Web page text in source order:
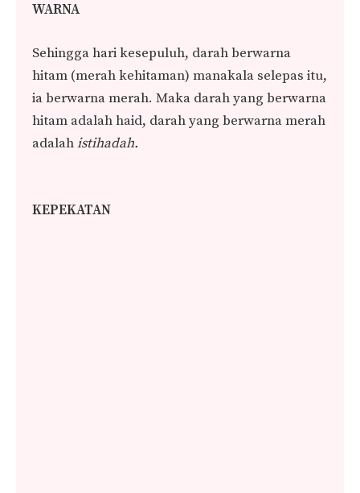
WARNA
Sehingga hari kesepuluh, darah berwarna
hitam (merah kehitaman) manakala selepas itu,
ia berwarna merah. Maka darah yang berwarna
hitam adalah haid, darah yang berwarna merah
adalahistihadah.
KEPEKATAN